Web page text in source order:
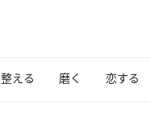
整える 磨く 恋する